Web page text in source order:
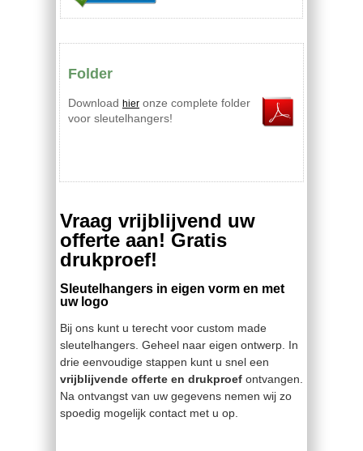
Folder
Download hier onze complete folder
voor sleutelhangers!
Vraag vrijblijvend uw
offerte aan! Gratis
drukproef!
Sleutelhangers in eigen vorm en met
uw logo
Bij ons kunt u terecht voor custom made
sleutelhangers. Geheel naar eigen ontwerp. In
drie eenvoudige stappen kunt u snel een
vrijblijvende offerte en drukproef ontvangen.
Na ontvangst van uw gegevens nemen wij zo
spoedig mogelijk contact met u op.